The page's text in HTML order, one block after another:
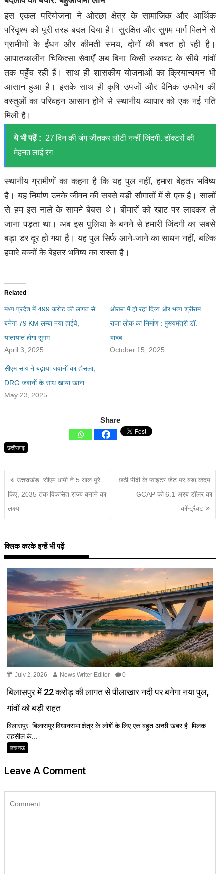
इस एकल परियोजना ने ओरछा क्षेत्र के सामाजिक और आर्थिक
परिदृश्य को पूरी तरह बदल दिया है। सुरक्षित और सुगम मार्ग मिलने से
ग्रामीणों के ईंधन और कीमती समय, दोनों की बचत हो रही है।
आपातकालीन चिकित्सा सेवाएँ अब बिना किसी रुकावट के सीधे गांवों
तक पहुँच रही हैं। साथ ही शासकीय योजनाओं का क्रियान्वयन भी
आसान हुआ है। इसके साथ ही कृषि उपजों और दैनिक उपभोग की
वस्तुओं का परिवहन आसान होने से स्थानीय व्यापार को एक नई गति
मिली है।
ये भी पढ़ें : 27 दिन की जंग जीतकर लौटी नन्हीं जिंदगी, डॉक्टरों की
मेहनत लाई रंग
स्थानीय ​ग्रामीणों का कहना है कि यह पुल नहीं, हमारा बेहतर भविष्य
है। यह निर्माण उनके जीवन की सबसे बड़ी सौगातों में से एक है। सालों
से हम इस नाले के सामने बेबस थे। बीमारों को खाट पर लादकर ले
जाना पड़ता था। अब इस पुलिया के बनने से हमारी जिंदगी का सबसे
बड़ा डर दूर हो गया है। यह पुल सिर्फ आने-जाने का साधन नहीं, बल्कि
हमारे बच्चों के बेहतर भविष्य का रास्ता है।
Related
मध्य प्रदेश में 499 करोड़ की लागत से
बनेगा 79 KM लम्बा नया हाईवे,
यातायात होगा सुगम
April 3, 2025
ओरछा में हो रहा दिव्य और भव्य श्रीराम
राजा लोक का निर्माण : मुख्यमंत्री डॉ.
यादव
October 15, 2025
सीएम साय ने बढ़ाया जवानों का हौसला,
DRG जवानों के साथ खाया खाना
May 23, 2025
Share
छत्तीसगढ़
उत्तराखंड: सीएम धामी ने 5 साल पूरे
किए, 2035 तक विकसित राज्य बनाने का
लक्ष्य
छठी पीढ़ी के फाइटर जेट पर बड़ा कदम:
GCAP को 6.1 अरब डॉलर का
कॉन्ट्रैक्ट
क्लिक करके इन्हें भी पढ़ें
July 2, 2026 News Writer Editor 0
बिलासपुर में 22 करोड़ की लागत से पीलाखार नदी पर बनेगा नया पुल,
गांवों को बड़ी राहत
बिलासपुर बिलासपुर विधानसभा क्षेत्र के लोगों के लिए एक बहुत अच्छी खबर है. मिलक
तहसील के...
लखनऊ
Leave A Comment